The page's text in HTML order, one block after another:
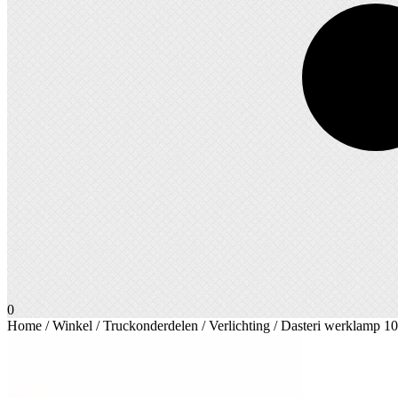
0
Home /Winkel /Truckonderdelen /Verlichting / Dasteri werklamp